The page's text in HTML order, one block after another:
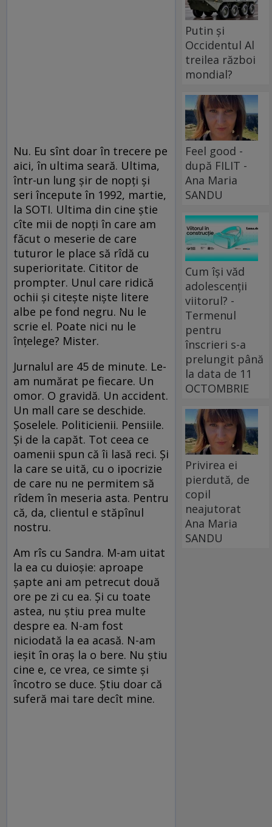
Nu. Eu sînt doar în trecere pe
aici, în ultima seară. Ultima,
într-un lung şir de nopţi şi
seri începute în 1992, martie,
la SOTI. Ultima din cine ştie
cîte mii de nopţi în care am
făcut o meserie de care
tuturor le place să rîdă cu
superioritate. Cititor de
prompter. Unul care ridică
ochii şi citeşte nişte litere
albe pe fond negru. Nu le
scrie el. Poate nici nu le
înţelege? Mister.
Jurnalul are 45 de minute. Le-
am numărat pe fiecare. Un
omor. O gravidă. Un accident.
Un mall care se deschide.
Şoselele. Politicienii. Pensiile.
Şi de la capăt. Tot ceea ce
oamenii spun că îi lasă reci. Şi
la care se uită, cu o ipocrizie
de care nu ne permitem să
rîdem în meseria asta. Pentru
că, da, clientul e stăpînul
nostru.
Am rîs cu Sandra. M-am uitat
la ea cu duioşie: aproape
şapte ani am petrecut două
ore pe zi cu ea. Şi cu toate
astea, nu ştiu prea multe
despre ea. N-am fost
niciodată la ea acasă. N-am
ieşit în oraş la o bere. Nu ştiu
cine e, ce vrea, ce simte şi
încotro se duce. Ştiu doar că
suferă mai tare decît mine.
Putin și
Occidentul Al
treilea război
mondial?
Feel good -
după FILIT -
Ana Maria
SANDU
Cum își văd
adolescenții
viitorul? -
Termenul
pentru
înscrieri s-a
prelungit până
la data de 11
OCTOMBRIE
Privirea ei
pierdută, de
copil
neajutorat
Ana Maria
SANDU